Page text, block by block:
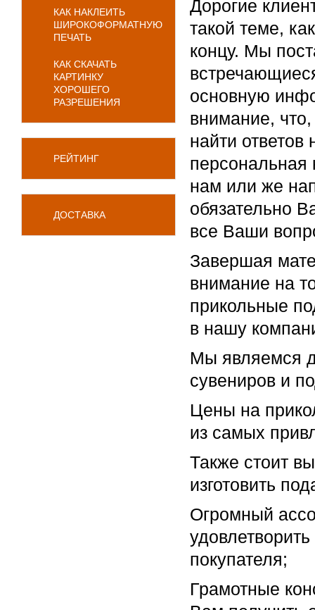
КАК НАКЛЕИТЬ
ШИРОКОФОРМАТНУЮ
ПЕЧАТЬ
КАК СКАЧАТЬ
КАРТИНКУ
ХОРОШЕГО
РАЗРЕШЕНИЯ
РЕЙТИНГ
ДОСТАВКА
Дорогие
такой теме,
концу. Мы
основную
внимание,
найти
персональная
нам или же
обязательно
все Ваши
Завершая
внимание на
прикольные
в нашу
Мы являемся
сувениров и
Цены на
из самых
Также стоит
изготовить
Огромный
покупателя;
Грамотные